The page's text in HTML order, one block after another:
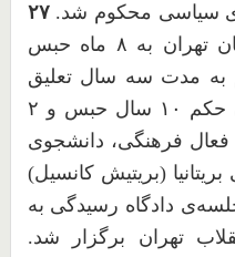
سیاسی محکوم شد.۲۷
تهران به ۸ ماه حبس
مدت سه سال تعلیق
حکم ۱۰ سال حبس و ۲
فرهنگی، دانشجوی
(بریتیش کانسیل)
دادگاه رسیدگی به
تهران برگزار شد.